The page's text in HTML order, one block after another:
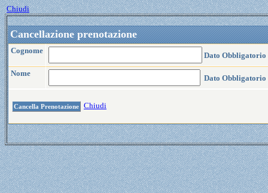
Chiudi
Cancellazione prenotazione
Cognome
Dato Obbligatorio
Nome
Dato Obbligatorio
Chiudi